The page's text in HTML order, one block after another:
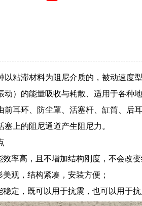
以粘滞材料为阻尼介质的，被动速度
动）的能量吸收与耗散、适用于各种
前耳环、防尘罩、活塞杆、缸筒、后
上的阻尼通道产生阻尼力。
率高，且不增加结构刚度，不会改变
观，结构紧凑，安装方便；
定，既可以用于抗震，也可以用于抗